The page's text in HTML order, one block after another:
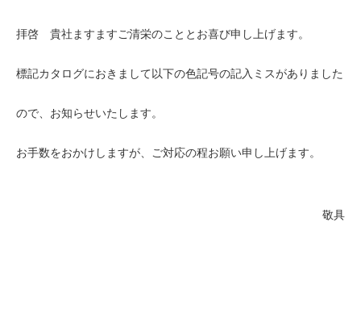
拝啓 貴社ますますご清栄のこととお喜び申し上げます。
標記カタログにおきまして以下の⾊記号の記入ミスがありました
ので、お知らせいたします。
お⼿数をおかけしますが、ご対応の程お願い申し上げます。
敬具